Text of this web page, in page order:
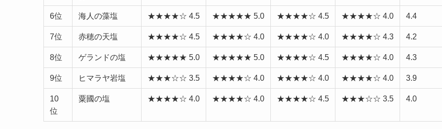
6位 海人の藻塩 ★★★★☆ 4.5 ★★★★★ 5.0 ★★★★☆ 4.5 ★★★★☆ 4.0 4.4
7位 赤穂の天塩 ★★★★☆ 4.5 ★★★★☆ 4.0 ★★★★☆ 4.0 ★★★★☆ 4.3 4.2
8位 ゲランドの塩 ★★★★★ 5.0 ★★★★★ 5.0 ★★★★☆ 4.5 ★★★★☆ 4.0 4.3
9位 ヒマラヤ岩塩 ★★★☆☆ 3.5 ★★★★☆ 4.0 ★★★★☆ 4.0 ★★★★☆ 4.0 3.9
10
位
粟國の塩 ★★★★☆ 4.0 ★★★★☆ 4.0 ★★★★☆ 4.5 ★★★☆☆ 3.5 4.0